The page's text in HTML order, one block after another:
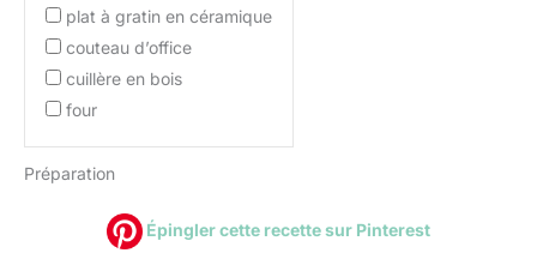
plat à gratin en céramique
couteau d’office
cuillère en bois
four
Préparation
Épingler cette recette sur Pinterest